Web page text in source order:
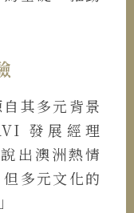
其多元背景
發展經理
出澳洲熱情
多元文化的